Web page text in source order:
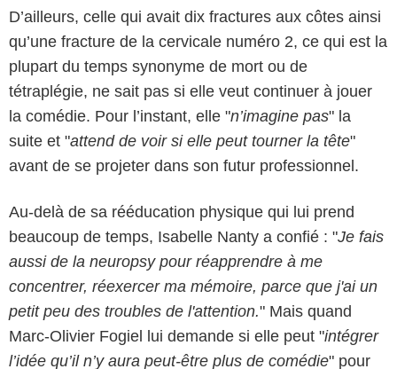
D’ailleurs, celle qui avait dix fractures aux côtes ainsi
qu’une fracture de la cervicale numéro 2, ce qui est la
plupart du temps synonyme de mort ou de
tétraplégie, ne sait pas si elle veut continuer à jouer
la comédie. Pour l’instant, elle "n’imagine pas" la
suite et "attend de voir si elle peut tourner la tête"
avant de se projeter dans son futur professionnel.
Au-delà de sa rééducation physique qui lui prend
beaucoup de temps, Isabelle Nanty a confié : "Je fais
aussi de la neuropsy pour réapprendre à me
concentrer, réexercer ma mémoire, parce que j'ai un
petit peu des troubles de l'attention." Mais quand
Marc-Olivier Fogiel lui demande si elle peut "intégrer
l’idée qu’il n’y aura peut-être plus de comédie" pour